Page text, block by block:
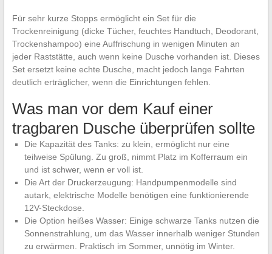
Für sehr kurze Stopps ermöglicht ein Set für die
Trockenreinigung (dicke Tücher, feuchtes Handtuch, Deodorant,
Trockenshampoo) eine Auffrischung in wenigen Minuten an
jeder Raststätte, auch wenn keine Dusche vorhanden ist. Dieses
Set ersetzt keine echte Dusche, macht jedoch lange Fahrten
deutlich erträglicher, wenn die Einrichtungen fehlen.
Was man vor dem Kauf einer
tragbaren Dusche überprüfen sollte
Die Kapazität des Tanks: zu klein, ermöglicht nur eine
teilweise Spülung. Zu groß, nimmt Platz im Kofferraum ein
und ist schwer, wenn er voll ist.
Die Art der Druckerzeugung: Handpumpenmodelle sind
autark, elektrische Modelle benötigen eine funktionierende
12V-Steckdose.
Die Option heißes Wasser: Einige schwarze Tanks nutzen die
Sonnenstrahlung, um das Wasser innerhalb weniger Stunden
zu erwärmen. Praktisch im Sommer, unnötig im Winter.